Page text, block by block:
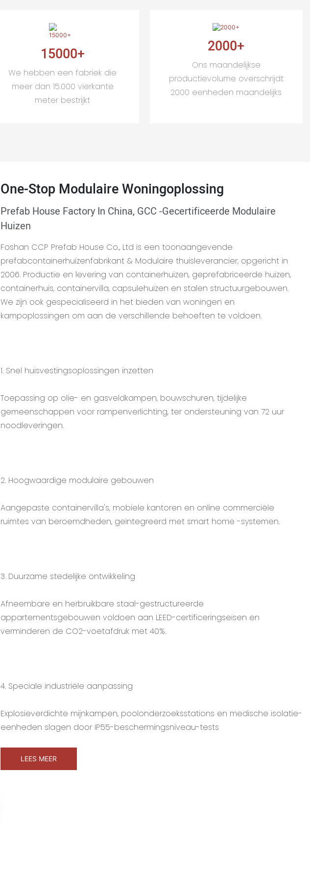
15000+
We hebben een fabriek die
meer dan 15.000 vierkante
meter bestrijkt
2000+
Ons maandelijkse
productievolume overschrijdt
2000 eenheden maandelijks
One-Stop Modulaire Woningoplossing
Prefab House Factory In China, GCC -gecertificeerde Modulaire
Huizen
Foshan CCP Prefab House Co., Ltd is een toonaangevende
prefabcontainerhuizenfabrikant & Modulaire thuisleverancier, opgericht in
2006. Productie en levering van containerhuizen, geprefabriceerde huizen,
containerhuis, containervilla, capsulehuizen en stalen structuurgebouwen.
We zijn ook gespecialiseerd in het bieden van woningen en
kampoplossingen om aan de verschillende behoeften te voldoen.
1. Snel huisvestingsoplossingen inzetten
Toepassing op olie- en gasveldkampen, bouwschuren, tijdelijke
gemeenschappen voor rampenverlichting, ter ondersteuning van 72 uur
noodleveringen.
2. Hoogwaardige modulaire gebouwen
Aangepaste containervilla's, mobiele kantoren en online commerciële
ruimtes van beroemdheden, geïntegreerd met smart home -systemen.
3. Duurzame stedelijke ontwikkeling
Afneembare en herbruikbare staal-gestructureerde
appartementsgebouwen voldoen aan LEED-certificeringseisen en
verminderen de CO2-voetafdruk met 40%.
4. Speciale industriële aanpassing
Explosieverdichte mijnkampen, poolonderzoeksstations en medische isolatie-
eenheden slagen door IP55-beschermingsniveau-tests
LEES MEER